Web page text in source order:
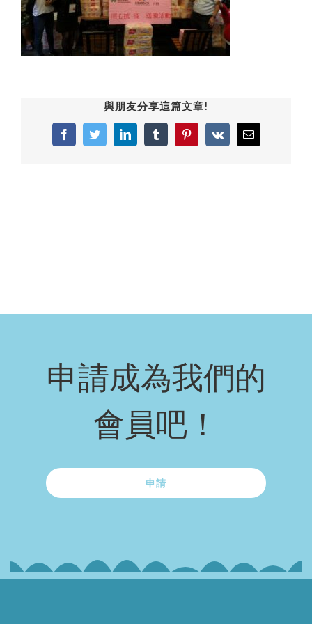
與朋友分享這篇文章!
FacebookTwitterLinkedInTumblrPinterest
Vk Email:
申請成為我們的
會員吧！
申請